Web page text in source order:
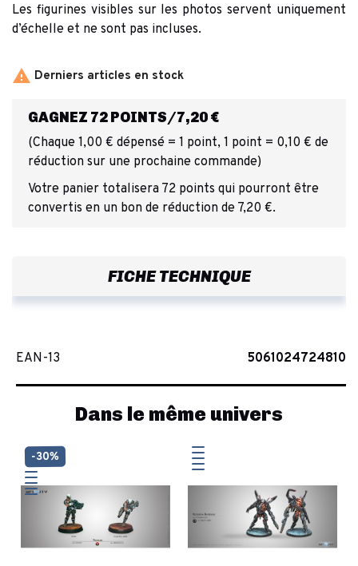
Les figurines visibles sur les photos servent uniquement
d’échelle et ne sont pas incluses.
 Derniers articles en stock
GAGNEZ 72 POINTS/7,20 €
(Chaque 1,00 € dépensé = 1 point, 1 point = 0,10 € de
réduction sur une prochaine commande)
Votre panier totalisera 72 points qui pourront être
convertis en un bon de réduction de 7,20 €.
FICHE TECHNIQUE
EAN-13 5061024724810
Dans le même univers
-30%